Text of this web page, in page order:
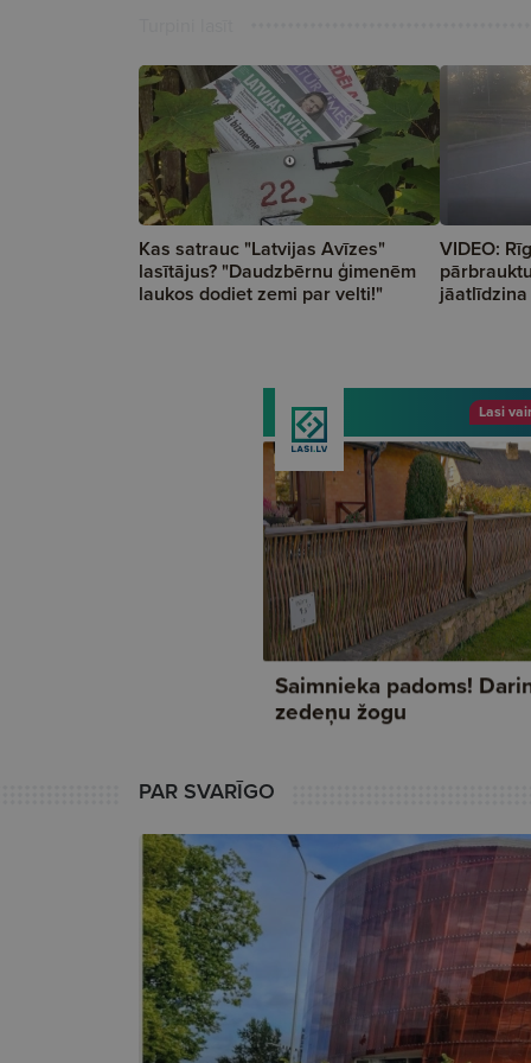
Kas satrauc "Latvijas Avīzes"
lasītājus? "Daudzbērnu ģimenēm
laukos dodiet zemi par velti!"
VIDEO:
PAR SVARĪGO